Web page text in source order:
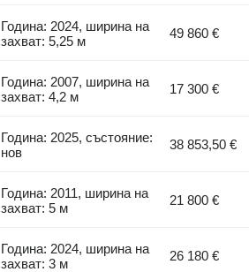
Година: 2024, ширина на
захват: 5,25 м
49 860 €
Година: 2007, ширина на
захват: 4,2 м
17 300 €
Година: 2025, състояние:
нов
38 853,50 €
Година: 2011, ширина на
захват: 5 м
21 800 €
Година: 2024, ширина на
захват: 3 м
26 180 €